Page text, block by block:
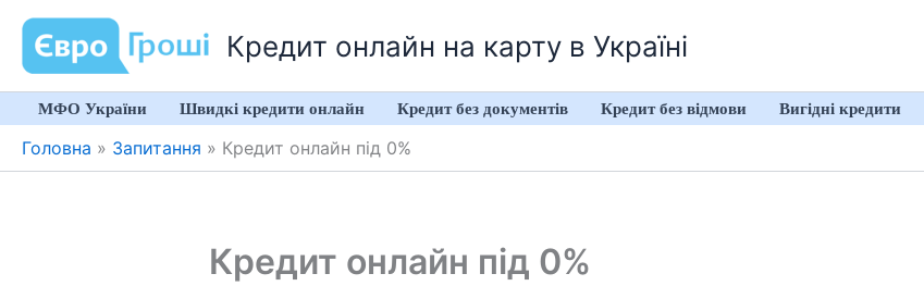
Перейти
вмісту
Кредит онлайн на карту в Україні
МФО України Швидкі кредити онлайн Кредит без документів Кредит без відмови Вигідні кредити
Головна » Запитання » Кредит онлайн під 0%
Кредит онлайн під 0%